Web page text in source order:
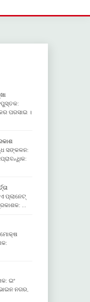
ପରସାଇ ।
ସଙ୍କଳନ:
ପ୍ଲାନେଟ୍
…
ଇଂ
ନଗର,